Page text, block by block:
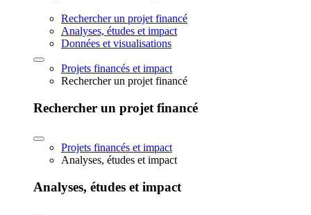
Rechercher un projet financé
Analyses, études et impact
Données et visualisations
Projets financés et impact
Rechercher un projet financé
Rechercher un projet financé
Projets financés et impact
Analyses, études et impact
Analyses, études et impact